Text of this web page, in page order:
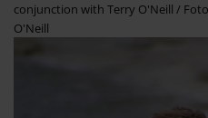
conjunction with Terry O'Neill /
O'Neill